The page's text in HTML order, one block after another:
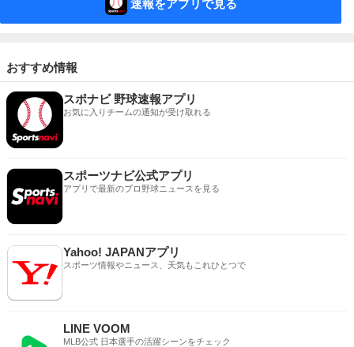
速報をアプリで見る
おすすめ情報
スポナビ 野球速報アプリ
お気に入りチームの通知が受け取れる
スポーツナビ公式アプリ
アプリで最新のプロ野球ニュースを見る
Yahoo! JAPANアプリ
スポーツ情報やニュース、天気もこれひとつで
LINE VOOM
MLB公式 日本選手の活躍シーンをチェック